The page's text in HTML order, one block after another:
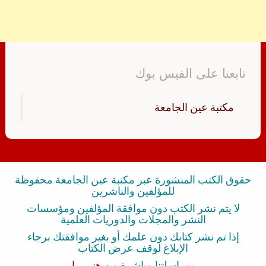
تابعنا على الفيس بوك
‏مكتبة عين الجامعة‏
حقوق الكتب المنشورة عبر مكتبة عين الجامعة محفوظة
للمؤلفين والناشرين
لا يتم نشر الكتب دون موافقة المؤلفين ومؤسسات
النشر والمجلات والدوريات العلمية
إذا تم نشر كتابك دون علمك أو بغير موافقتك برجاء
الإبلاغ لوقف عرض الكتاب